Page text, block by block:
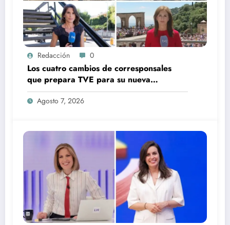
Redacción 0
Los cuatro cambios de corresponsales
que prepara TVE para su nueva
temporada
Agosto 7, 2026